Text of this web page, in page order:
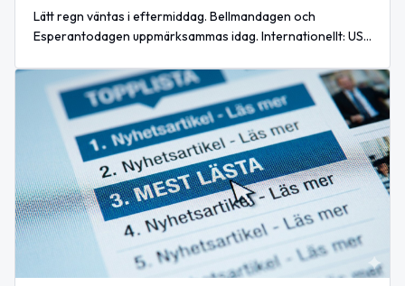
Lätt regn väntas i eftermiddag. Bellmandagen och
Esperantodagen uppmärksammas idag. Internationellt: USA
Persiska viken.